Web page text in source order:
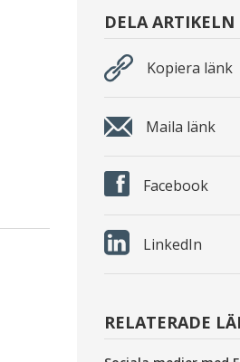
DELA ARTIKELN
Kopiera länk
Maila länk
Facebook
LinkedIn
RELATERADE